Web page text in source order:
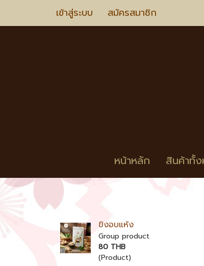
เข้าสู่ระบบ สมัครสมาชิก
หน้าหลัก สินค้าทั้
ขิงอบแห้ง
Group product
80 THB
(Product)